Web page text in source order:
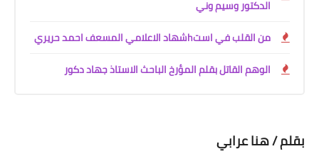
الدكتور وسيم وني
من القلب في استhشهاد الاعلامي المسعف احمد حريري
الوهم القاتل بقلم المؤرخ الباحث الاستاذ جهاد دكور
بقلم / هنا عرابي